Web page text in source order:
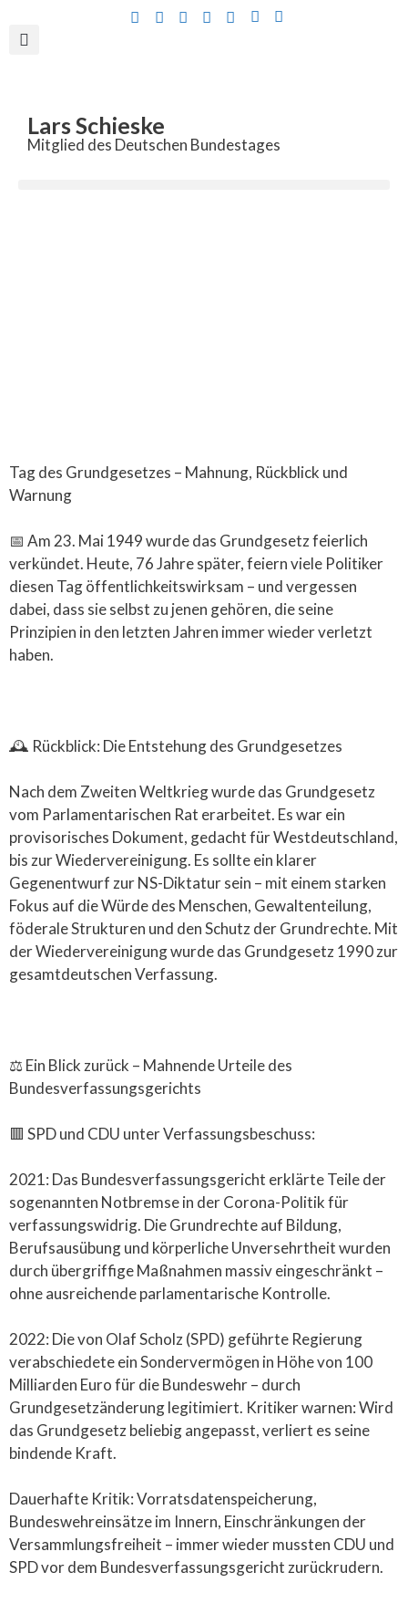
Lars Schieske
Mitglied des Deutschen Bundestages
Tag des Grundgesetzes – Mahnung, Rückblick und
Warnung
📅 Am 23. Mai 1949 wurde das Grundgesetz feierlich
verkündet. Heute, 76 Jahre später, feiern viele Politiker
diesen Tag öffentlichkeitswirksam – und vergessen
dabei, dass sie selbst zu jenen gehören, die seine
Prinzipien in den letzten Jahren immer wieder verletzt
haben.
🕰️ Rückblick: Die Entstehung des Grundgesetzes
Nach dem Zweiten Weltkrieg wurde das Grundgesetz
vom Parlamentarischen Rat erarbeitet. Es war ein
provisorisches Dokument, gedacht für Westdeutschland,
bis zur Wiedervereinigung. Es sollte ein klarer
Gegenentwurf zur NS-Diktatur sein – mit einem starken
Fokus auf die Würde des Menschen, Gewaltenteilung,
föderale Strukturen und den Schutz der Grundrechte. Mit
der Wiedervereinigung wurde das Grundgesetz 1990 zur
gesamtdeutschen Verfassung.
⚖️ Ein Blick zurück – Mahnende Urteile des
Bundesverfassungsgerichts
🟥 SPD und CDU unter Verfassungsbeschuss:
2021: Das Bundesverfassungsgericht erklärte Teile der
sogenannten Notbremse in der Corona-Politik für
verfassungswidrig. Die Grundrechte auf Bildung,
Berufsausübung und körperliche Unversehrtheit wurden
durch übergriffige Maßnahmen massiv eingeschränkt –
ohne ausreichende parlamentarische Kontrolle.
2022: Die von Olaf Scholz (SPD) geführte Regierung
verabschiedete ein Sondervermögen in Höhe von 100
Milliarden Euro für die Bundeswehr – durch
Grundgesetzänderung legitimiert. Kritiker warnen: Wird
das Grundgesetz beliebig angepasst, verliert es seine
bindende Kraft.
Dauerhafte Kritik: Vorratsdatenspeicherung,
Bundeswehreinsätze im Innern, Einschränkungen der
Versammlungsfreiheit – immer wieder mussten CDU und
SPD vor dem Bundesverfassungsgericht zurückrudern.